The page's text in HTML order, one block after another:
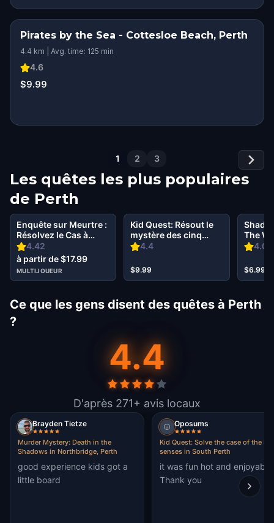
Pirates by the Sea - Cottesloe Beach, Perth
4.4 km | Avg. time: 125 min
4.6
$9.99
1 2 3
Les quêtes les plus populaires
de Perth
4.42
Enquête sur Meurtre :
Résolvez le Cas à
Western Australia
Perth
à partir de $17.99
MULTIJOUEUR
4.4
Kid Quest: Résout le
mystère des cinq
sens perdus à Perth
$9.99
4.06
The
$6.99
Ce que les gens disent des quêtes à Perth
?
4.4
D'après 271+ avis locaux
Brayden Tietze
Murder Mystery: Death in the
Shadows in Northbridge, Perth
good experience kids got a
little board
Oposums
Kid Quest: Solve the case of the
senses in South Perth
it was fun hot and enjoyable.
Thank you